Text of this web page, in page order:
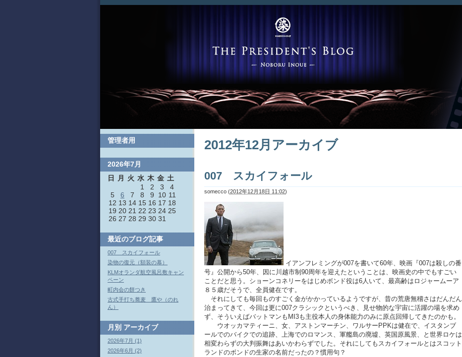
2012年12月アーカイブ
007 スカイフォール
somecco (2012年12月18日 11:02)
イアンフレミングが007を書いて60年、映画『007は殺しの番
号』公開から50年、因に川越市制90周年を迎えたということは、映画史の中でもすごい
ことだと思う。ショーンコネリーをはじめボンド役は6人いて、最高齢はロジャームーア
８５歳だそうで、全員健在です。
それにしても毎回ものすごく金がかかっているようですが、昔の荒唐無稽さはだんだん
治まってきて、今回は更に007クラシックというべき、見せ物的な宇宙に活躍の場を求め
ず、そういえばバットマンもMI3も主役本人の身体能力のみに原点回帰してきたのかも。
ウオッカマティーニ、女、アストンマーチン、ワルサーPPKは健在で、イスタンブ
ールでのバイクでの追跡、上海でのロマンス、軍艦島の廃墟、英国原風景、と世界ロケは
相変わらずの大判振舞はあいかわらずでした。それにしてもスカイフォールとはスコット
ランドのボンドの生家の名前だったの？慣用句？
管理者用
2026年7月
日
月 火 水 木 金 土
1
2 3
4
5
6 7 8 9 10 11
12 13 14 15 16 17 18
19 20 21 22 23 24 25
26 27 28 29 30 31
最近のブログ記事
007 スカイフォール
染物の復元（額装の幕）
KLMオランダ航空風呂敷キャン
ペーン
町内会の餅つき
古式手打ち蕎麦 鷹や（のれ
ん）
月別アーカイブ
2026年7月 (1)
2026年6月 (2)